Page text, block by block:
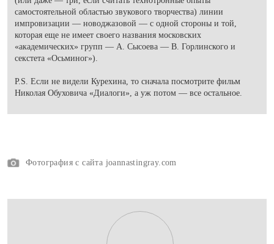
самостоятельной областью звукового творчества) линии
импровизации — новоджазовой — с одной стороны и той,
которая еще не имеет своего названия московских
«академических» групп — А. Сысоева — В. Горлинского и
секстета «Осьминог»).
P.S. Если не видели Курехина, то сначала посмотрите фильм
Николая Обуховича «Диалоги», а уж потом — все остальное.
Фотография с сайта joannastingray.com